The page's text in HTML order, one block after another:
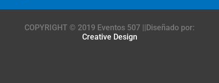
COPYRIGHT © 2019 Eventos 507 ||Diseñado por:
Creative Design